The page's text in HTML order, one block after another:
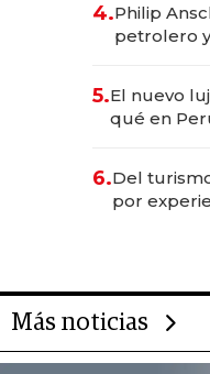
4.Philip
petrolero
Fénix
5.El nuevo
qué en
6.Del
por
Más noticias